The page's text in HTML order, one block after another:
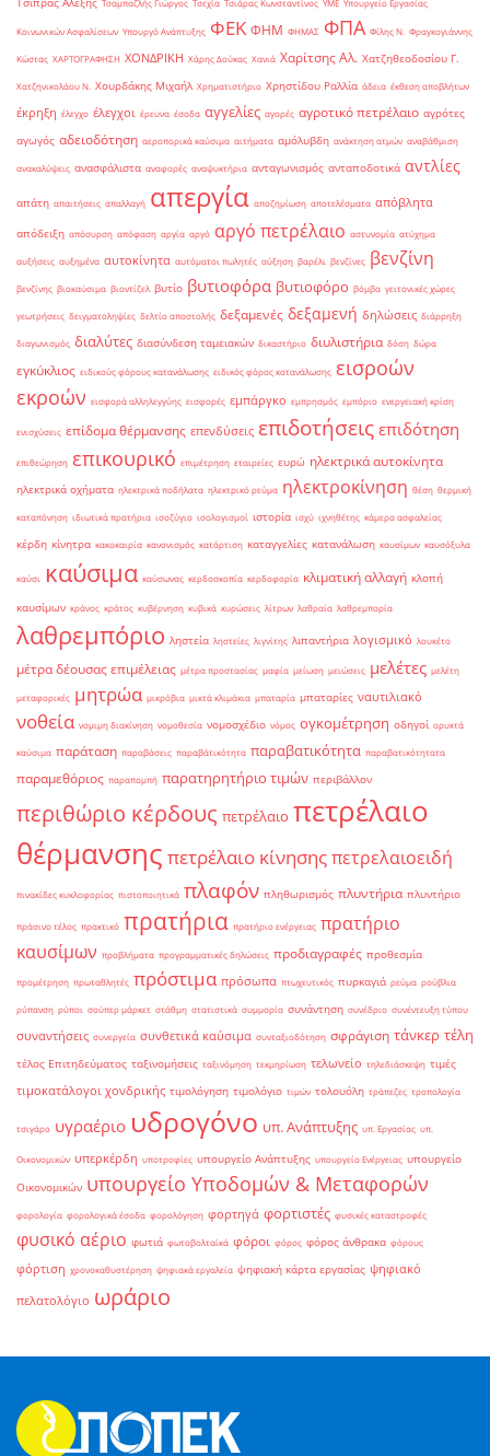
Τσαμπαζλής Γιώργος Τσεχία Τσιάρας Κωνσταντίνος ΥΜΕ Υπουργείο Εργασίας
Κοινωνικών Ασφαλίσεων Υπουργό Ανάπτυξης ΦΕΚ ΦΗΜ ΦΗΜΑΣ ΦΠΑ Φίλης Ν. Φραγκογιάννης
Κώστας ΧΑΡΤΟΓΡΑΦΗΣΗ ΧΟΝΔΡΙΚΗ Χάρης Δούκας Χανιά Χαρίτσης Αλ. Χατζηθεοδοσίου Γ.
Χατζηνικολάου Ν. Χουρδάκης Μιχαήλ Χρηματιστήριο Χρηστίδου Ραλλία άδεια έκθεση αποβλήτων
έκρηξη έλεγχο έλεγχοι έρευνα έσοδα αγγελίες αγορές αγροτικό πετρέλαιο αγρότες
αγωγός αδειοδότηση αεροπορικά καύσιμα αιτήματα αμόλυβδη ανάκτηση ατμών αναβάθμιση
ανακαλύψεις ανασφάλιστα αναφορές αναψυκτήρια ανταγωνισμός ανταποδοτικά αντλίες
απάτη απαιτήσεις απαλλαγή απεργία αποζημίωση αποτελέσματα απόβλητα
απόδειξη απόσυρση απόφαση αργία αργό αργό πετρέλαιο αστυνομία ατύχημα
αυξήσεις αυξημένα αυτοκίνητα αυτόματοι πωλητές αύξηση βαρέλι βενζίνες βενζίνη
βενζίνης βιοκαύσιμα βιοντίζελ βυτίο βυτιοφόρα βυτιοφόρο βόμβα γειτονικές χώρες
γεωτρήσεις δειγματοληψίες δελτίο αποστολής δεξαμενές δεξαμενή δηλώσεις διάρρηξη
διαγωνισμός διαλύτες διασύνδεση ταμειακών δικαστήριο διυλιστήρια δόση δώρα
εγκύκλιος ειδικούς φόρους κατανάλωσης ειδικός φόρος κατανάλωσης εισροών
εκροών εισφορά αλληλεγγύης εισφορές εμπάργκο εμπρησμός εμπόριο ενεργειακή κρίση
ενισχύσεις επίδομα θέρμανσης επενδύσεις επιδοτήσεις επιδότηση
επιθεώρηση επικουρικό επιμέτρηση εταιρείες ευρώ ηλεκτρικά αυτοκίνητα
ηλεκτρικά οχήματα ηλεκτρικά ποδήλατα ηλεκτρικό ρεύμα ηλεκτροκίνηση θέση θερμική
καταπόνηση ιδιωτικά πρατήρια ισοζύγιο ισολογισμοί ιστορία ισχύ ιχνηθέτης κάμερα ασφαλείας
κέρδη κίνητρα κακοκαιρία κανονισμός κατάρτιση καταγγελίες κατανάλωση καυσίμων καυσόξυλα
καύσι καύσιμα καύσωνας κερδοσκοπία κερδοφορία κλιματική αλλαγή κλοπή
καυσίμων κράνος κράτος κυβέρνηση κυβικά κυρώσεις λίτρων λαθραία λαθρεμπορία
λαθρεμπόριο ληστεία ληστείες λιγνίτης λιπαντήρια λογισμικό λουκέτο
μέτρα δέουσας επιμέλειας μέτρα προστασίας μαφία μείωση μειώσεις μελέτες μελέτη
μεταφορικές μητρώα μικρόβια μικτά κλιμάκια μπαταρία μπαταρίες ναυτιλιακό
νοθεία νομιμη διακίνηση νομοθεσία νομοσχέδιο νόμος ογκομέτρηση οδηγοί ορυκτά
καύσιμα παράταση παραβάσεις παραβάτικότητα παραβατικότητα παραβατικότητατα
παραμεθόριος παραπομπή παρατηρητήριο τιμών περιβάλλον
περιθώριο κέρδους πετρέλαιο πετρέλαιο
θέρμανσης πετρέλαιο κίνησηςπετρελαιοειδή
πινακίδες κυκλοφορίας πιστοποιητικά πλαφόν πληθωρισμός πλυντήρια πλυντήριο
πράσινο τέλος πρακτικό πρατήρια πρατήριο ενέργειας πρατήριο
καυσίμων προβλήματα προγραμματικές δηλώσεις προδιαγραφές προθεσμία
προμέτρηση πρωταθλητές πρόστιμα πρόσωπα πτωχευτικός πυρκαγιά ρεύμα ρούβλια
ρύπανση ρύποι σούπερ μάρκετ στάθμη στατιστικά συμμορία συνάντηση συνέδριο συνέντευξη τύπου
συναντήσεις συνεργεία συνθετικά καύσιμα συνταξιοδότηση σφράγιση τάνκερ τέλη
τέλος Επιτηδεύματος ταξινομήσεις ταξινόμηση τεκμηρίωση τελωνείο τηλεδιάσκεψη τιμές
τιμοκατάλογοι χονδρικής τιμολόγηση τιμολόγιο τιμών τολουόλη τράπεζες τροπολογία
τσιγάρο υγραέριο υδρογόνο υπ. Ανάπτυξης υπ. Εργασίας υπ.
Οικονομικών υπερκέρδη υποτροφίες υπουργείο Ανάπτυξης υπουργείο Ενέργειας υπουργείο
Οικονομικών υπουργείο Υποδομών & Μεταφορών
φορολογία φορολογικά έσοδα φορολόγηση φορτηγά φορτιστές φυσικές καταστροφές
φυσικό αέριο φωτιά φωτοβολταϊκά φόροι φόρος φόρος άνθρακα φόρους
φόρτιση χρονοκαθυστέρηση ψηφιακά εργαλεία ψηφιακή κάρτα εργασίας ψηφιακό
πελατολόγιο ωράριο